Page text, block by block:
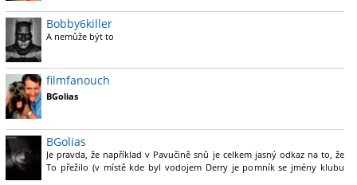
Bobby6killer
A nemůže být to
filmfanouch
BGolias
BGolias
Je pravda, že například v Pavučině snů je celkem jasný odkaz na to, že
To přežilo (v místě kde byl vodojem Derry je pomník se jmény klubu